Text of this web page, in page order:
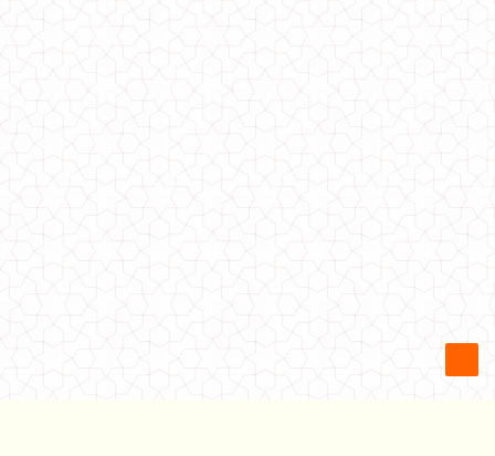
Длинная куртка пальто зимняя
1630.00грн.
Длинная зимняя куртка на кнопках оверсайз